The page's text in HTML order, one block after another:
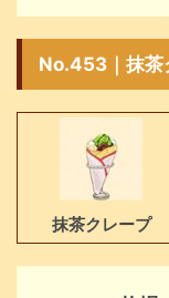
No.453｜抹茶
抹茶クレープ